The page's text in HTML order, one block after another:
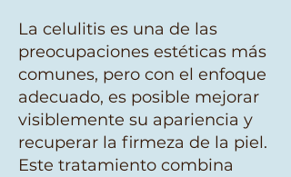
La celulitis es una de las
preocupaciones estéticas más
comunes, pero con el enfoque
adecuado, es posible mejorar
visiblemente su apariencia y
recuperar la firmeza de la piel.
Este tratamiento combina